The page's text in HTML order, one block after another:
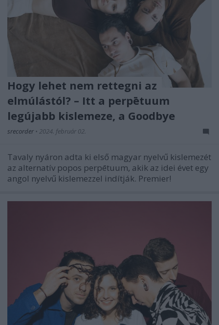
Hogy lehet nem rettegni az
elmúlástól? – Itt a perpētuum
legújabb kislemeze, a Goodbye
srecorder • 2024. február 02.
Tavaly nyáron adta ki első magyar nyelvű kislemezét
az alternatív popos perpētuum, akik az idei évet egy
angol nyelvű kislemezzel indítják. Premier!